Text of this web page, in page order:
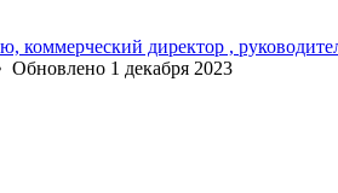
коммерческий директор ,
Обновлено 1 декабря 2023